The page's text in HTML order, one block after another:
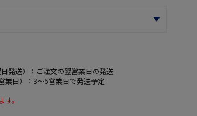
日発送）：ご注文の翌営業日の発送
営業日）：3～5営業日で発送予定
す。